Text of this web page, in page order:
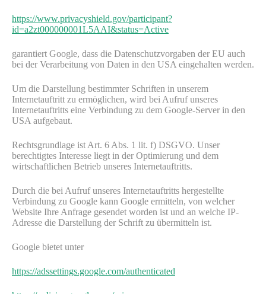
https://www.privacyshield.gov/participant?
id=a2zt000000001L5AAI&status=Active
garantiert Google, dass die Datenschutzvorgaben der EU auch
bei der Verarbeitung von Daten in den USA eingehalten werden.
Um die Darstellung bestimmter Schriften in unserem
Internetauftritt zu ermöglichen, wird bei Aufruf unseres
Internetauftritts eine Verbindung zu dem Google-Server in den
USA aufgebaut.
Rechtsgrundlage ist Art. 6 Abs. 1 lit. f) DSGVO. Unser
berechtigtes Interesse liegt in der Optimierung und dem
wirtschaftlichen Betrieb unseres Internetauftritts.
Durch die bei Aufruf unseres Internetauftritts hergestellte
Verbindung zu Google kann Google ermitteln, von welcher
Website Ihre Anfrage gesendet worden ist und an welche IP-
Adresse die Darstellung der Schrift zu übermitteln ist.
Google bietet unter
https://adssettings.google.com/authenticated